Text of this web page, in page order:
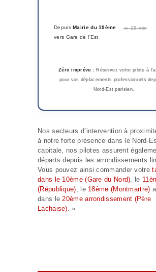
Depuis Mairie du 19ème
vers Gare de l'Est
🚗 25 min
Zéro imprévu : Réservez votre pilote à
pour vos déplacements professionnels
Nord-Est parisien.
Nos secteurs d’intervention à
à notre forte présence dans le Nord-
capitale, nos pilotes assurent
départs depuis les arrondissements
Vous pouvez ainsi commander votre
dans le 10ème (Gare du Nord) , le
(République) , le 18ème (Montmartre)
dans le 20ème arrondissement (Père
Lachaise) . »